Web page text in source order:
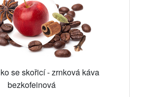
se skořicí - zrnková káva
bezkofeinová